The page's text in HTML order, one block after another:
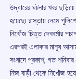
উদ্ধারের ঘটনার খবর
হয়েছে৷ রাস্তায় নেমে
নিখোঁজ চিত্ত দেববর্মার
এরপরই এলাকার মানুষ
সংবাদে প্রকাশ, গত
নিজ বাড়ী থেকে নিখোঁজ